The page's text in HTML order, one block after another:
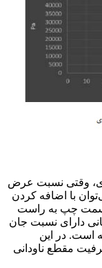
وقتی نسبت عرض
با اضافه کردن
میانی ارتقاء داد. و در شکل 8 از سمت چپ به راست
دارای نسبت جان
است. در این
مقطع ناودانی